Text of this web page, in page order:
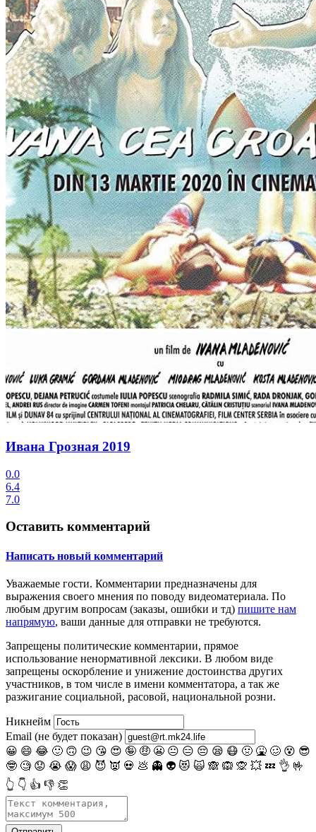
Ивана Грозная 2019
0.0
6.4
7.0
Оставить комментарий
Написать новый комментарий
Уважаемые гости. Комментарии предназначены для
выражения своего мнения по поводу видеоматериала. По
любым другим вопросам (заказы, ошибки и тд) пишите нам
напрямую, ваши данные для отправки не требуются.
Запрещены политические комментарии, прямое
использование ненормативной лексики. В любом виде
запрещены оскорбление и унижение достоинства других
участников, в том числе в имени комментатора, а так же
разжигание социальной, расовой, национальной розни.
Никнейм
Email (не будет показан)
😀 😄 😂 🙂 🙃 😉 😘 😍 🤪 🤑 😬 😐 😑 😔 😪 😷 🤢 🤮 🥴 😵 😎
🤓 🧐 😟 😭 😱 😩 😈 👿 💀 💩 👻 👽 😻 🙀 🙈 🙉 🙊 💥 💤 👌 🤟
👆 👇 👍 👎 👏